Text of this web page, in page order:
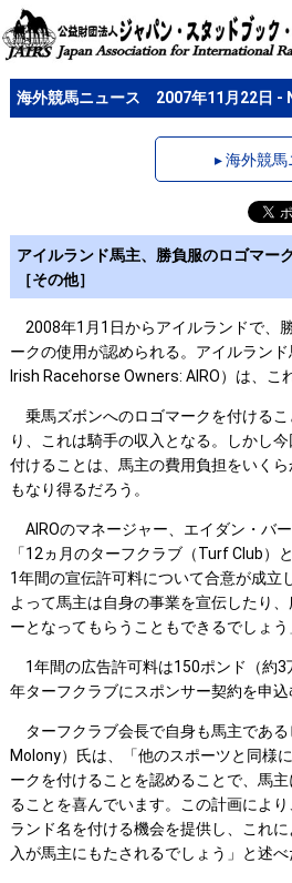
海外競馬ニュース 2007年11月22日 -
▸ 海外競
アイルランド馬主、勝負服のロゴマー
［その他］
2008年1月1日からアイルランドで、
ークの使用が認められる。アイルラン
Irish Racehorse Owners: AIRO）は、こ
乗馬ズボンへのロゴマークを付ける
り、これは騎手の収入となる。しかし
付けることは、馬主の費用負担をいく
もなり得るだろう。
AIROのマネージャー、エイダン・バ
「12ヵ月のターフクラブ（Turf Club）
1年間の宣伝許可料について合意が成立
よって馬主は自身の事業を宣伝したり
ーとなってもらうこともできるでしょう
1年間の広告許可料は150ポンド（約3
年ターフクラブにスポンサー契約を申込
ターフクラブ会長で自身も馬主であ
Molony）氏は、「他のスポーツと同様
ークを付けることを認めることで、馬
ることを喜んでいます。この計画によ
ランド名を付ける機会を提供し、これ
入が馬主にもたされるでしょう」と述べ